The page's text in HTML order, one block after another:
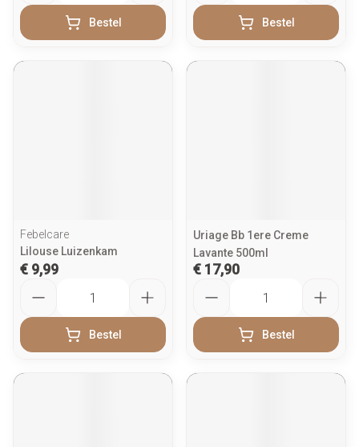
Bestel Bestel
Febelcare
Lilouse Luizenkam
€ 9,99
Bestel
Uriage Bb 1ere Creme
Lavante 500ml
€ 17,90
Bestel